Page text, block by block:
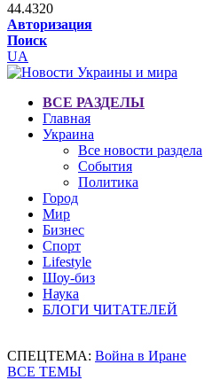
44.4320
Авторизация
Поиск
UA
ВСЕ РАЗДЕЛЫ
Главная
Украина
Все новости раздела
События
Политика
Город
Мир
Бизнес
Спорт
Lifestyle
Шоу-биз
Наука
БЛОГИ ЧИТАТЕЛЕЙ
СПЕЦТЕМА: Война в Иране
ВСЕ ТЕМЫ